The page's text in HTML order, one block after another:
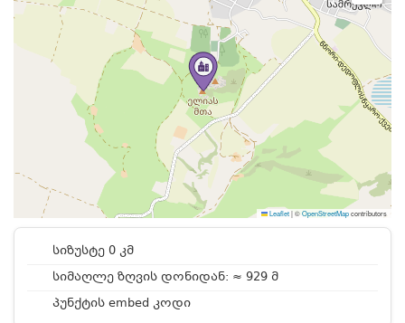
Leaflet|©OpenStreetMapcontributors
სიზუსტე 0 კმ
სიმაღლე ზღვის დონიდან: ≈ 929 მ
პუნქტის embed კოდი